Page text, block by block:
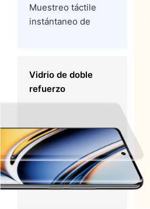
Muestreo táctile
instántaneo de
Vidrio de doble
refuerzo
Vidrio de doble
refuerzo